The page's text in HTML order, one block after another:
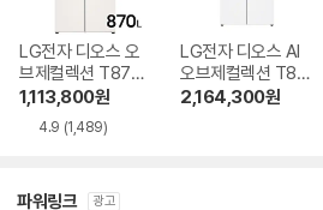
LG전자 디오스 오
브제컬렉션 T873
MEE111
1,113,800원
4.9 (1,489)
LG전자 디오스 AI
오브제컬렉션 T87
6MQQ1H1
2,164,300원
파워링크 광고